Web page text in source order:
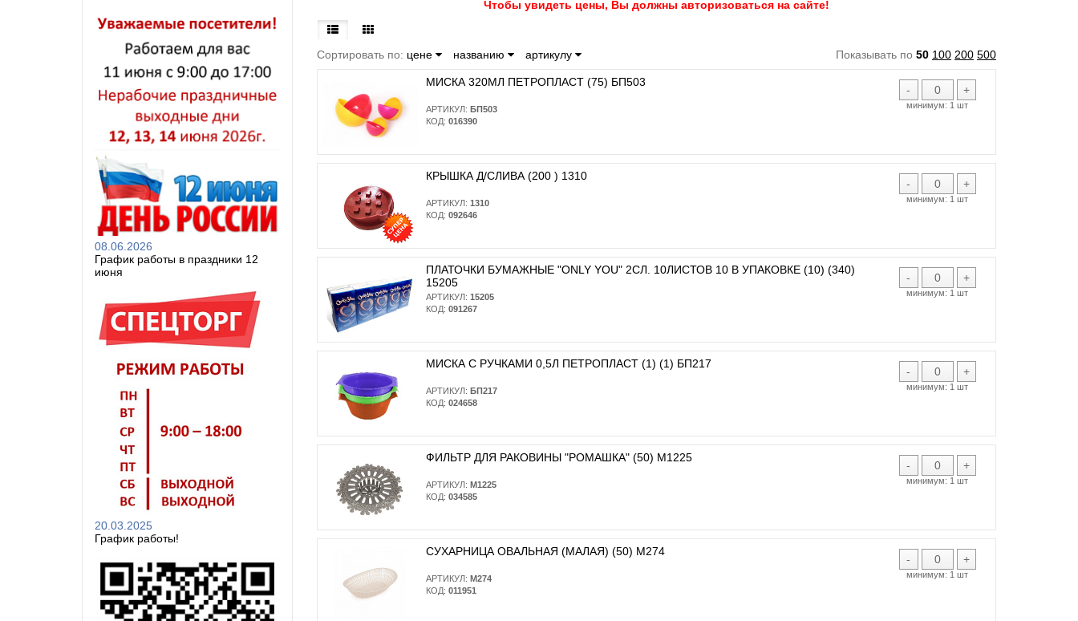
08.06.2026
График работы в праздники 12
июня
20.03.2025
График работы!
Чтобы увидеть цены, Вы должны авторизоваться на сайте!
Сортировать по: цене названию артикулу Показывать по 50 100 200 500
- +
минимум: 1 шт
МИСКА 320МЛ ПЕТРОПЛАСТ (75) БП503
АРТИКУЛ: БП503
КОД: 016390
- +
минимум: 1 шт
КРЫШКА Д/СЛИВА (200 ) 1310
АРТИКУЛ: 1310
КОД: 092646
- +
минимум: 1 шт
ПЛАТОЧКИ БУМАЖНЫЕ "ONLY YOU" 2СЛ. 10ЛИСТОВ 10 В УПАКОВКЕ (10) (340)
15205
АРТИКУЛ: 15205
КОД: 091267
- +
минимум: 1 шт
МИСКА С РУЧКАМИ 0,5Л ПЕТРОПЛАСТ (1) (1) БП217
АРТИКУЛ: БП217
КОД: 024658
- +
минимум: 1 шт
ФИЛЬТР ДЛЯ РАКОВИНЫ "РОМАШКА" (50) М1225
АРТИКУЛ: М1225
КОД: 034585
- +
минимум: 1 шт
СУХАРНИЦА ОВАЛЬНАЯ (МАЛАЯ) (50) М274
АРТИКУЛ: М274
КОД: 011951